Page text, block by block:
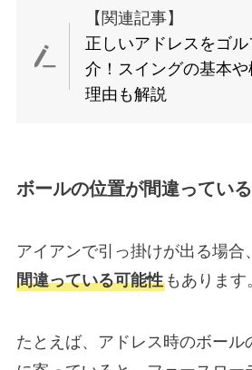
【関連記事】
正しいアドレスをゴ
介！スイングの基本
理由も解説
ボールの位置が間違っている
アイアンで引っ掛けが出る場合、
間違っている可能性もあります
たとえば、アドレス時のボール